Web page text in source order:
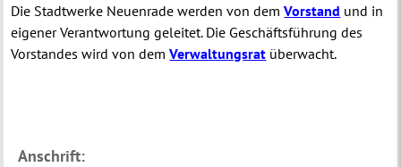
Die Stadtwerke Neuenrade werden von demVorstand und in
eigener Verantwortung geleitet. Die Geschäftsführung des
Vorstandes wird von demVerwaltungsrat überwacht.
Anschrift: